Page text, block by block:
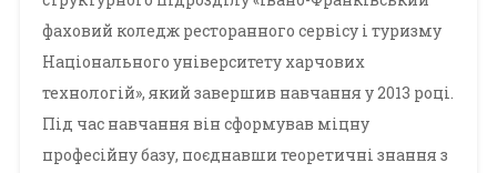
фаховий коледж ресторанного сервісу і туризму
Національного університету харчових
технологій», який завершив навчання у 2013 році.
Під час навчання він сформував міцну
професійну базу, поєднавши теоретичні знання з